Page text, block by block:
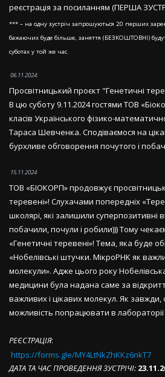
реєстрація за посиланням (ПЕРША
*** – на одну зустріч запрошуються 20 перших
бажаючих буде більше, заняття (БЕЗКОШТОВНІ)
суботах у той же час.
06.11.2024:
Просвітницький проєкт "Генетичні
В цю суботу 9.11.2024 гостями ТОВ
класів Українського фізико-
Тараса Шевченка. Сподіваємося на
бурхливе обговорення почутого і
15.11.2024
ТОВ «БІОКОРП» продовжує
теревені»! Слухачами попередніх
школярі, які залишили суперпозитивні
побачили, почули і робили))) Тому
«Генетичні теревені»! Тема, яка буде
«Нобелівські штучки. МікроРНК як
молекули». Адже цього року Нобелівська
медицини була надана саме за
важливих і цікавих молекул. Як завжди,
можливість попрацювати в
РЕЄСТРАЦІЯ:
https://forms.gle/MY4LtNkZhKKz6nkT7
ДАТА ТА ЧАС ПРОВЕДЕННЯ ЗУСТРІЧІ: